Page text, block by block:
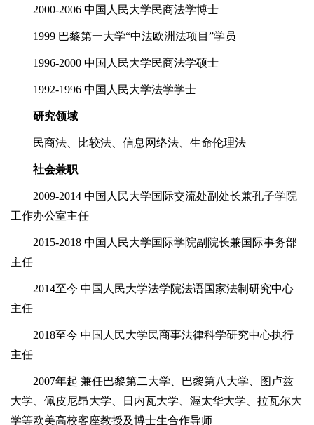
2000-2006 中国人民大学民商法学博士
1999 巴黎第一大学“中法欧洲法项目”学员
1996-2000 中国人民大学民商法学硕士
1992-1996 中国人民大学法学学士
研究领域
民商法、比较法、信息网络法、生命伦理法
社会兼职
2009-2014 中国人民大学国际交流处副处长兼孔子学院
工作办公室主任
2015-2018 中国人民大学国际学院副院长兼国际事务部
主任
2014至今 中国人民大学法学院法语国家法制研究中心
主任
2018至今 中国人民大学民商事法律科学研究中心执行
主任
2007年起 兼任巴黎第二大学、巴黎第八大学、图卢兹
大学、佩皮尼昂大学、日内瓦大学、渥太华大学、拉瓦尔大
学等欧美高校客座教授及博士生合作导师